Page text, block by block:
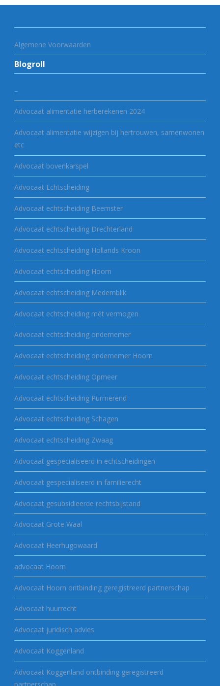
Algemene Voorwaarden
Blogroll
–
Advocaat alimentatie herberekenen 2024
Advocaat alimentatie wijzigen bij hertrouwen, samenwonen
etc
Advocaat bovenkarspel
Advocaat Echtscheiding
Advocaat echtscheiding Beemster
Advocaat echtscheiding Drechterland
Advocaat echtscheiding Hollands Kroon
Advocaat echtscheiding Hoorn
Advocaat echtscheiding Medemblik
Advocaat echtscheiding mét vermogen
Advocaat echtscheiding ondernemer
Advocaat echtscheiding ondernemer Hoorn
Advocaat echtscheiding Opmeer
Advocaat echtscheiding Purmerend
Advocaat echtscheiding Schagen
Advocaat echtscheiding Zwaag
Advocaat gespecialiseerd in echtscheidingen
Advocaat gespecialiseerd in familierecht
Advocaat gesubsidieerde rechtsbijstand
Advocaat Grote Waal
Advocaat Heerhugowaard
advocaat Hoorn
Advocaat Hoorn ontbinding geregistreerd partnerschap
Advocaat huurrecht
Advocaat juridisch advies
Advocaat Koggenland
Advocaat Koggenland ontbinding geregistreerd